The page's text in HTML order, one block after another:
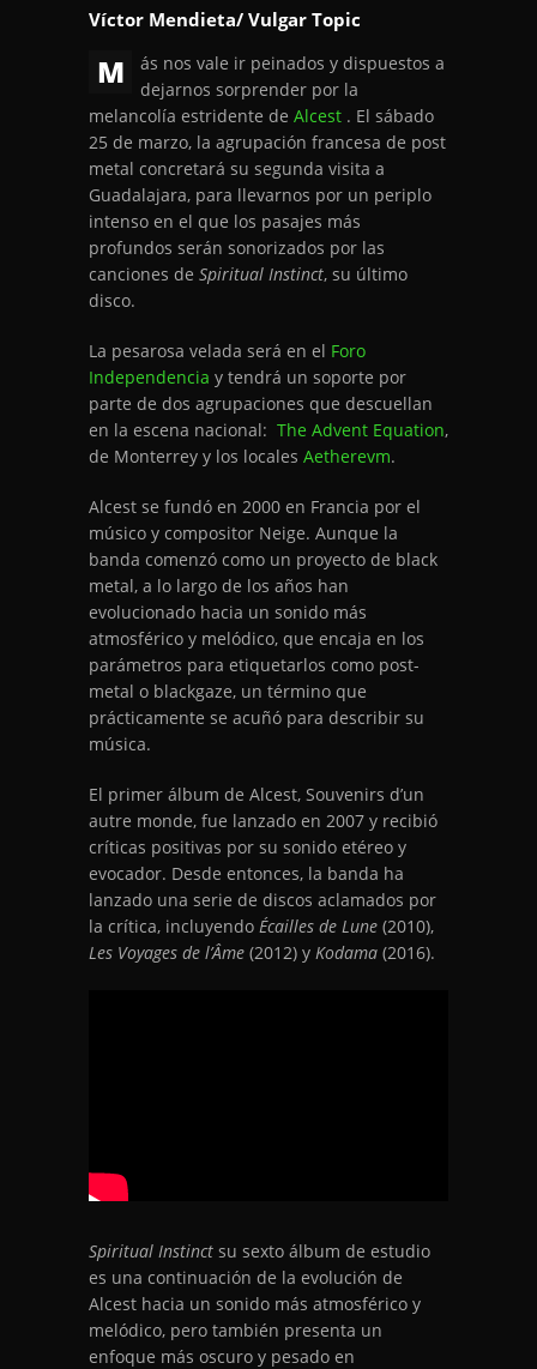
Víctor Mendieta/ Vulgar Topic
M
ás nos vale ir peinados y dispuestos a
dejarnos sorprender por la
melancolía estridente de Alcest . El sábado
25 de marzo, la agrupación francesa de post
metal concretará su segunda visita a
Guadalajara, para llevarnos por un periplo
intenso en el que los pasajes más
profundos serán sonorizados por las
canciones de Spiritual Instinct, su último
disco.
La pesarosa velada será en el Foro
Independencia y tendrá un soporte por
parte de dos agrupaciones que descuellan
en la escena nacional: The Advent Equation,
de Monterrey y los locales Aetherevm.
Alcest se fundó en 2000 en Francia por el
músico y compositor Neige. Aunque la
banda comenzó como un proyecto de black
metal, a lo largo de los años han
evolucionado hacia un sonido más
atmosférico y melódico, que encaja en los
parámetros para etiquetarlos como post-
metal o blackgaze, un término que
prácticamente se acuñó para describir su
música.
El primer álbum de Alcest, Souvenirs d’un
autre monde, fue lanzado en 2007 y recibió
críticas positivas por su sonido etéreo y
evocador. Desde entonces, la banda ha
lanzado una serie de discos aclamados por
la crítica, incluyendo Écailles de Lune (2010),
Les Voyages de l’Âme (2012) y Kodama (2016).
Spiritual Instinct su sexto álbum de estudio
es una continuación de la evolución de
Alcest hacia un sonido más atmosférico y
melódico, pero también presenta un
enfoque más oscuro y pesado en